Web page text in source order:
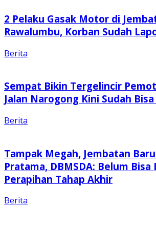
2 Pelaku Gasak Motor di
Rawalumbu, Korban Sudah
Berita
Sempat Bikin Tergelincir
Jalan Narogong Kini Sudah
Berita
Tampak Megah, Jembatan
Pratama, DBMSDA: Belum
Perapihan Tahap Akhir
Berita